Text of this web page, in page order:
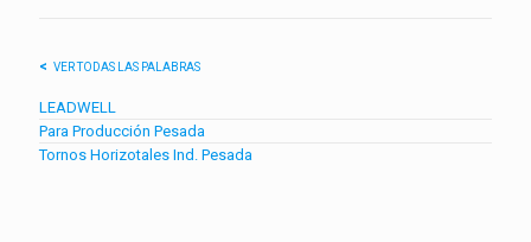
VER TODAS LAS PALABRAS
LEADWELL
Para Producción Pesada
Tornos Horizotales Ind. Pesada